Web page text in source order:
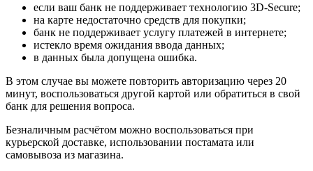
если ваш банк не поддерживает технологию 3D-Secure;
на карте недостаточно средств для покупки;
банк не поддерживает услугу платежей в интернете;
истекло время ожидания ввода данных;
в данных была допущена ошибка.
В этом случае вы можете повторить авторизацию через 20
минут, воспользоваться другой картой или обратиться в свой
банк для решения вопроса.
Безналичным расчётом можно воспользоваться при
курьерской доставке, использовании постамата или
самовывоза из магазина.